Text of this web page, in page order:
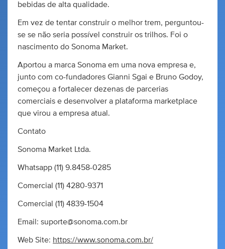
bebidas de alta qualidade.
Em vez de tentar construir o melhor trem, perguntou-
se se não seria possível construir os trilhos. Foi o
nascimento do Sonoma Market.
Aportou a marca Sonoma em uma nova empresa e,
junto com co-fundadores Gianni Sgai e Bruno Godoy,
começou a fortalecer dezenas de parcerias
comerciais e desenvolver a plataforma marketplace
que virou a empresa atual.
Contato
Sonoma Market Ltda.
Whatsapp (11) 9.8458-0285
Comercial (11) 4280-9371
Comercial (11) 4839-1504
Email: suporte@sonoma.com.br
Web Site: https://www.sonoma.com.br/